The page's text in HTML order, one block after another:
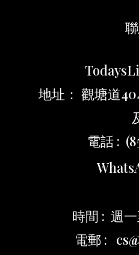
地址： 觀塘道
電話 :
時間 : 週
電郵 :